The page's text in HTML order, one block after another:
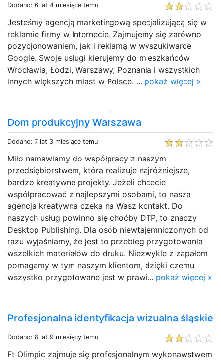
Dodano: 6 lat 4 miesiące temu
Jesteśmy agencją marketingową specjalizującą się w
reklamie firmy w Internecie. Zajmujemy się zarówno
pozycjonowaniem, jak i reklamą w wyszukiwarce
Google. Swoje usługi kierujemy do mieszkańców
Wrocławia, Łodzi, Warszawy, Poznania i wszystkich
innych większych miast w Polsce. ... pokaż więcej »
Dom produkcyjny Warszawa
Dodano: 7 lat 3 miesiące temu
Miło namawiamy do współpracy z naszym
przedsiębiorstwem, która realizuje najróżniejsze,
bardzo kreatywne projekty. Jeżeli chcecie
współpracować z najlepszymi osobami, to nasza
agencja kreatywna czeka na Wasz kontakt. Do
naszych usług powinno się choćby DTP, to znaczy
Desktop Publishing. Dla osób niewtajemniczonych od
razu wyjaśniamy, że jest to przebieg przygotowania
wszelkich materiałów do druku. Niezwykle z zapałem
pomagamy w tym naszym klientom, dzięki czemu
wszystko przygotowane jest w prawi... pokaż więcej »
Profesjonalna identyfikacja wizualna śląskie
Dodano: 8 lat 9 miesięcy temu
Ft Olimpic zajmuje się profesjonalnym wykonawstwem